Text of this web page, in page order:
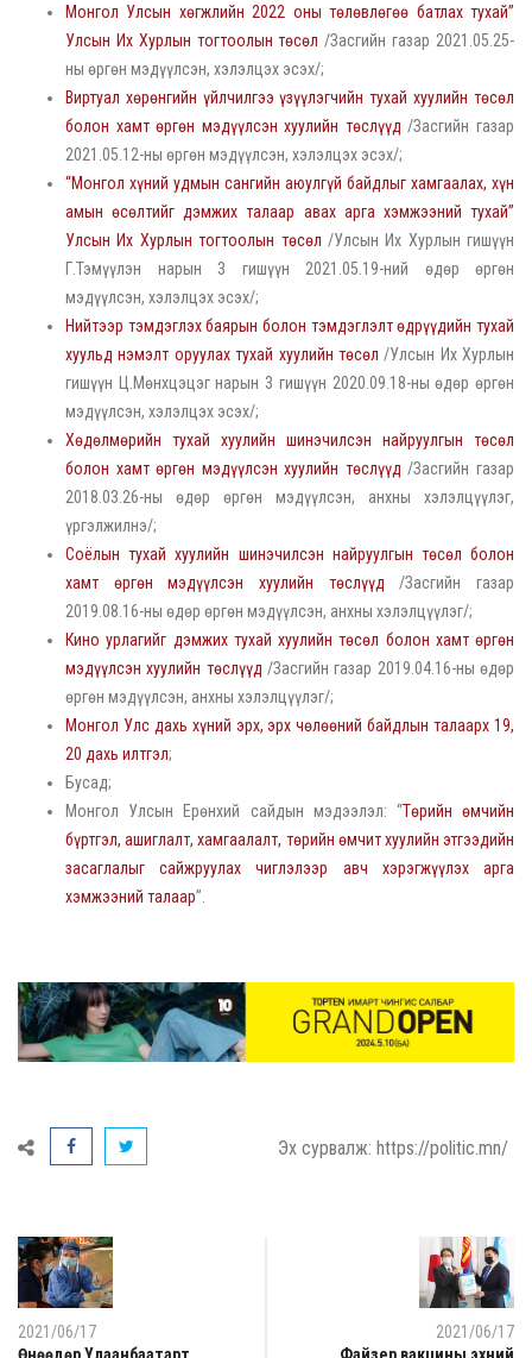
Монгол Улсын хөгжлийн 2022 оны төлөвлөгөө батлах тухай”
Улсын Их Хурлын тогтоолын төсөл /Засгийн газар 2021.05.25-
ны өргөн мэдүүлсэн, хэлэлцэх эсэх/;
Виртуал хөрөнгийн үйлчилгээ үзүүлэгчийн тухай хуулийн төсөл
болон хамт өргөн мэдүүлсэн хуулийн төслүүд /Засгийн газар
2021.05.12-ны өргөн мэдүүлсэн, хэлэлцэх эсэх/;
“Монгол хүний удмын сангийн аюулгүй байдлыг хамгаалах, хүн
амын өсөлтийг дэмжих талаар авах арга хэмжээний тухай”
Улсын Их Хурлын тогтоолын төсөл /Улсын Их Хурлын гишүүн
Г.Тэмүүлэн нарын 3 гишүүн 2021.05.19-ний өдөр өргөн
мэдүүлсэн, хэлэлцэх эсэх/;
Нийтээр тэмдэглэх баярын болон тэмдэглэлт өдрүүдийн тухай
хуульд нэмэлт оруулах тухай хуулийн төсөл /Улсын Их Хурлын
гишүүн Ц.Мөнхцэцэг нарын 3 гишүүн 2020.09.18-ны өдөр өргөн
мэдүүлсэн, хэлэлцэх эсэх/;
Хөдөлмөрийн тухай хуулийн шинэчилсэн найруулгын төсөл
болон хамт өргөн мэдүүлсэн хуулийн төслүүд /Засгийн газар
2018.03.26-ны өдөр өргөн мэдүүлсэн, анхны хэлэлцүүлэг,
үргэлжилнэ/;
Соёлын тухай хуулийн шинэчилсэн найруулгын төсөл болон
хамт өргөн мэдүүлсэн хуулийн төслүүд /Засгийн газар
2019.08.16-ны өдөр өргөн мэдүүлсэн, анхны хэлэлцүүлэг/;
Кино урлагийг дэмжих тухай хуулийн төсөл болон хамт өргөн
мэдүүлсэн хуулийн төслүүд /Засгийн газар 2019.04.16-ны өдөр
өргөн мэдүүлсэн, анхны хэлэлцүүлэг/;
Монгол Улс дахь хүний эрх, эрх чөлөөний байдлын талаарх 19,
20 дахь илтгэл;
Бусад;
Монгол Улсын Ерөнхий сайдын мэдээлэл: “Төрийн өмчийн
бүртгэл, ашиглалт, хамгаалалт, төрийн өмчит хуулийн этгээдийн
засаглалыг сайжруулах чиглэлээр авч хэрэгжүүлэх арга
хэмжээний талаар”.
Эх сурвалж: https://politic.mn/
2021/06/17
Өнөөдөр Улаанбаатарт
2021/06/17